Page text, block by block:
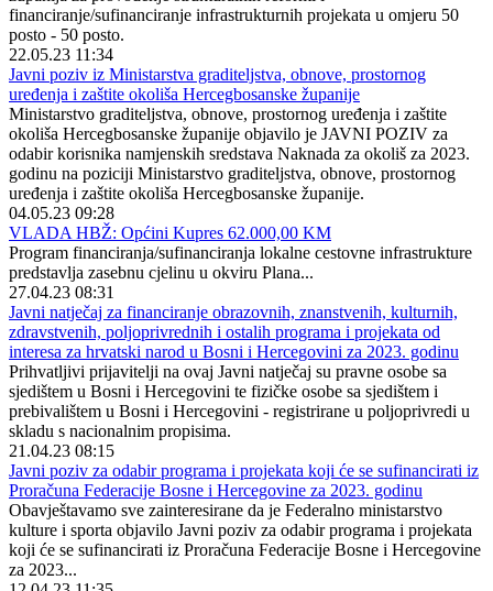
financiranje/sufinanciranje infrastrukturnih projekata u omjeru 50
posto - 50 posto.
22.05.23 11:34
Javni poziv iz Ministarstva graditeljstva, obnove, prostornog
uređenja i zaštite okoliša Hercegbosanske županije
Ministarstvo graditeljstva, obnove, prostornog uređenja i zaštite
okoliša Hercegbosanske županije objavilo je JAVNI POZIV za
odabir korisnika namjenskih sredstava Naknada za okoliš za 2023.
godinu na poziciji Ministarstvo graditeljstva, obnove, prostornog
uređenja i zaštite okoliša Hercegbosanske županije.
04.05.23 09:28
VLADA HBŽ: Općini Kupres 62.000,00 KM
Program financiranja/sufinanciranja lokalne cestovne infrastrukture
predstavlja zasebnu cjelinu u okviru Plana...
27.04.23 08:31
Javni natječaj za financiranje obrazovnih, znanstvenih, kulturnih,
zdravstvenih, poljoprivrednih i ostalih programa i projekata od
interesa za hrvatski narod u Bosni i Hercegovini za 2023. godinu
Prihvatljivi prijavitelji na ovaj Javni natječaj su pravne osobe sa
sjedištem u Bosni i Hercegovini te fizičke osobe sa sjedištem i
prebivalištem u Bosni i Hercegovini - registrirane u poljoprivredi u
skladu s nacionalnim propisima.
21.04.23 08:15
Javni poziv za odabir programa i projekata koji će se sufinancirati iz
Proračuna Federacije Bosne i Hercegovine za 2023. godinu
Obavještavamo sve zainteresirane da je Federalno ministarstvo
kulture i sporta objavilo Javni poziv za odabir programa i projekata
koji će se sufinancirati iz Proračuna Federacije Bosne i Hercegovine
za 2023...